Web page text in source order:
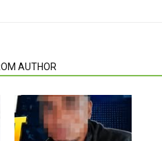
AUTHOR